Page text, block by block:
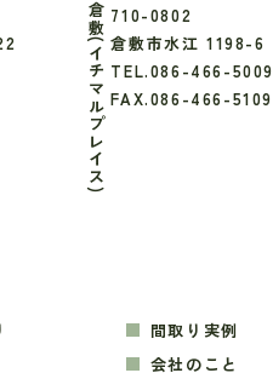
倉敷(イチマルプレイス) 710-0802
倉敷市水江 1198-6
TEL.086-466-5009
FAX.086-466-5109
間取り実例
会社のこと